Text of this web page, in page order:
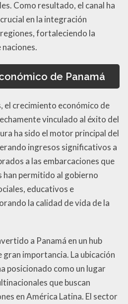
Como resultado, el canal ha
en la integración
fortaleciendo la
de Panamá
el crecimiento económico de
vinculado al éxito del
ha sido el motor principal del
ingresos significativos a
a las embarcaciones que
han permitido al gobierno
educativos e
la calidad de vida de la
a Panamá en un hub
importancia. La ubicación
posicionado como un lugar
que buscan
en América Latina. El sector